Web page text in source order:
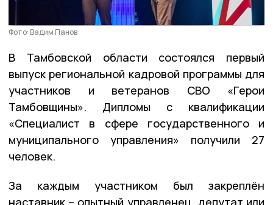
Фото: Вадим Панов
В Тамбовской области состоялся первый
выпуск региональной кадровой программы для
участников и ветеранов СВО «Герои
Тамбовщины». Дипломы с квалификации
«Специалист в сфере государственного и
муниципального управления» получили 27
человек.
За каждым участником был закреплён